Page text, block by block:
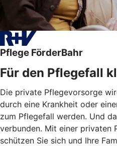
Pflege FörderBahr
Für den Pflegefall
Die private Pflegevorsorge
durch eine Krankheit oder
zum Pflegefall werden. Und
verbunden. Mit einer privaten
schützen Sie sich und Ihre